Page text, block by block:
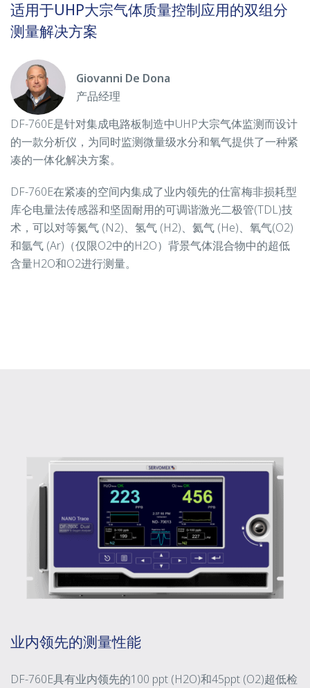
适用于UHP大宗气体质量控制应用的双组分
测量解决方案
Giovanni De Dona
产品经理
DF-760E是针对集成电路板制造中UHP大宗气体监测而设计
的一款分析仪，为同时监测微量级水分和氧气提供了一种紧
凑的一体化解决方案。
DF-760E在紧凑的空间内集成了业内领先的仕富梅非损耗型
库仑电量法传感器和坚固耐用的可调谐激光二极管(TDL)技
术，可以对等氮气 (N2)、氢气 (H2)、氦气 (He)、氧气(O2)
和氩气 (Ar)（仅限O2中的H2O）背景气体混合物中的超低
含量H2O和O2进行测量。
业内领先的测量性能
DF-760E具有业内领先的100 ppt (H2O)和45ppt (O2)超低检